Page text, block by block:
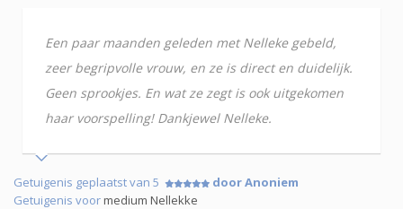
Een paar maanden geleden met Nelleke gebeld,
zeer begripvolle vrouw, en ze is direct en duidelijk.
Geen sprookjes. En wat ze zegt is ook uitgekomen
haar voorspelling! Dankjewel Nelleke.
Getuigenis geplaatst van 5
door Anoniem
Getuigenis voormedium Nellekke